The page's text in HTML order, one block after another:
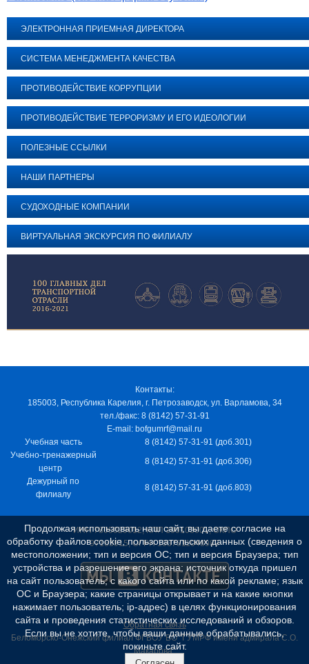
ЭЛЕКТРОННАЯ ПРИЕМНАЯ ДИРЕКТОРА
СИСТЕМА МЕНЕДЖМЕНТА КАЧЕСТВА
ПРОТИВОДЕЙСТВИЕ КОРРУПЦИИ
ПРОТИВОДЕЙСТВИЕ ТЕРРОРИЗМУ И ЕГО ИДЕОЛОГИИ
ПОЛЕЗНЫЕ ССЫЛКИ
НАШИ ПАРТНЕРЫ
СУДОХОДНЫЕ КОМПАНИИ
ВИРТУАЛЬНАЯ ЭКСКУРСИЯ ПО ФИЛИАЛУ
Контакты:
185003, Республика Карелия, г. Петрозаводск, ул. Варламова, 34
тел./факс: 8 (8142) 57-31-91
E-mail: bofgumrf@mail.ru
Учебная часть
8 (8142) 57-31-91 (доб.301)
Учебно-тренажерный
центр
8 (8142) 57-31-91 (доб.306)
Дежурный по
филиалу
8 (8142) 57-31-91 (доб.803)
ИНН 7805029012, КПП 100103001, ОКПО
97163915, ОГРН 1037811048989
Обратная связь
Беломорско-Онежский филиал ФГБОУ ВО "ГУМРФ имени адмирала С.О.
Макарова"
Продолжая использовать наш сайт, вы даете согласие на
обработку файлов cookie, пользовательских данных (сведения о
местоположении; тип и версия ОС; тип и версия Браузера; тип
устройства и разрешение его экрана; источник откуда пришел
на сайт пользователь; с какого сайта или по какой рекламе; язык
ОС и Браузера; какие страницы открывает и на какие кнопки
нажимает пользователь; ip-адрес) в целях функционирования
сайта и проведения статистических исследований и обзоров.
Если вы не хотите, чтобы ваши данные обрабатывались,
покиньте сайт.